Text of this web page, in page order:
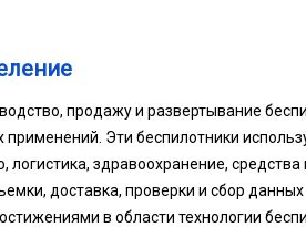
продажу и развертывание
Эти беспилотники
логистика, здравоохранение,
доставка, проверки и сбор
в области технологии